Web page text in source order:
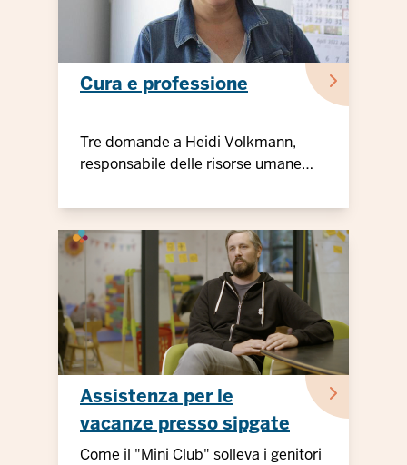
Cura e professione
Tre domande a Heidi Volkmann,
responsabile delle risorse umane
Wuppertal
Assistenza per le
vacanze presso sipgate
GmbH
Come il "Mini Club" solleva i genitori